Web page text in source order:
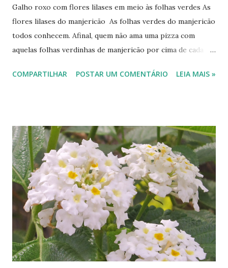
Galho roxo com flores lilases em meio às folhas verdes As
flores lilases do manjericão As folhas verdes do manjericão
todos conhecem. Afinal, quem não ama uma pizza com
aquelas folhas verdinhas de manjericão por cima de cada
não dispensam o manjericão. Mas… você já viu as flores do
todo surge um galho com folhas roxas. Folhas? Parecem
folhas, mas depois de alguns dias você nota que delas saem
flores. Flores lilases. E assim você conhece umas flores
minúsculas num galho roxo. Um galho com flores que vão
do lilás escuro ao lilás claro, entre galhos verdes. É bem
diferente, original e lindo. Massas com manjericão Pizzas,
omeletes e massas de um modo geral combinam bem com
manjericão. Mas você já experimentou água saborizada com
manje...
COMPARTILHAR POSTAR UM COMENTÁRIO LEIA MAIS »